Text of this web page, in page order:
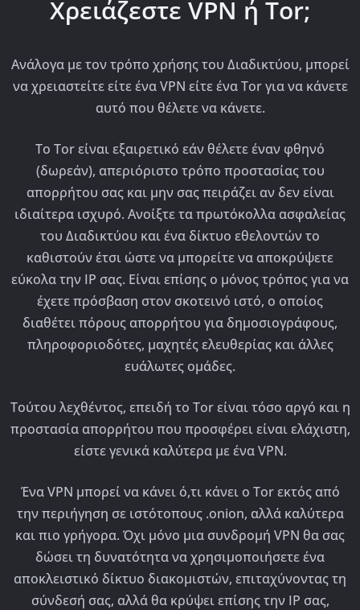
Χρειάζεστε VPN ή Tor;
Ανάλογα με τον τρόπο χρήσης του Διαδικτύου, μπορεί
να χρειαστείτε είτε ένα VPN είτε ένα Tor για να κάνετε
αυτό που θέλετε να κάνετε.
Το Tor είναι εξαιρετικό εάν θέλετε έναν φθηνό
(δωρεάν), απεριόριστο τρόπο προστασίας του
απορρήτου σας και μην σας πειράζει αν δεν είναι
ιδιαίτερα ισχυρό. Ανοίξτε τα πρωτόκολλα ασφαλείας
του Διαδικτύου και ένα δίκτυο εθελοντών το
καθιστούν έτσι ώστε να μπορείτε να αποκρύψετε
εύκολα την IP σας. Είναι επίσης ο μόνος τρόπος για να
έχετε πρόσβαση στον σκοτεινό ιστό, ο οποίος
διαθέτει πόρους απορρήτου για δημοσιογράφους,
πληροφοριοδότες, μαχητές ελευθερίας και άλλες
ευάλωτες ομάδες.
Τούτου λεχθέντος, επειδή το Tor είναι τόσο αργό και η
προστασία απορρήτου που προσφέρει είναι ελάχιστη,
είστε γενικά καλύτερα με ένα VPN.
Ένα VPN μπορεί να κάνει ό,τι κάνει ο Tor εκτός από
την περιήγηση σε ιστότοπους .onion, αλλά καλύτερα
και πιο γρήγορα. Όχι μόνο μια συνδρομή VPN θα σας
δώσει τη δυνατότητα να χρησιμοποιήσετε ένα
αποκλειστικό δίκτυο διακομιστών, επιταχύνοντας τη
σύνδεσή σας, αλλά θα κρύψει επίσης την IP σας,